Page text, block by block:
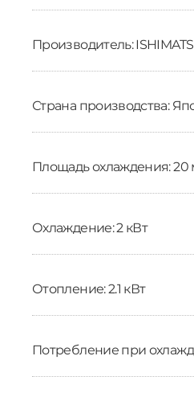
Производитель:
Страна производства:
Площадь охлаждения: 20
Охлаждение: 2 кВт
Отопление: 2.1 кВт
Потребление при